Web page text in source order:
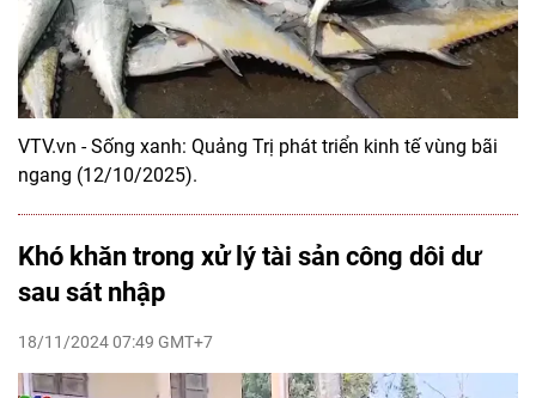
VTV.vn - Sống xanh: Quảng Trị phát triển kinh tế vùng bãi
ngang (12/10/2025).
Khó khăn trong xử lý tài sản công dôi dư
sau sát nhập
18/11/2024 07:49 GMT+7